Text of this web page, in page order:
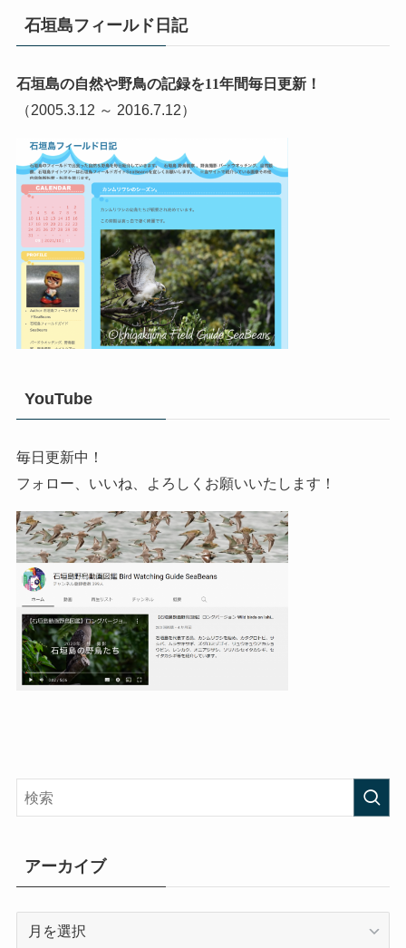
石垣島フィールド日記
石垣島の自然や野鳥の記録を11年間毎日更新！
（2005.3.12 ～ 2016.7.12）
YouTube
毎日更新中！
フォロー、いいね、よろしくお願いいたします！
アーカイブ